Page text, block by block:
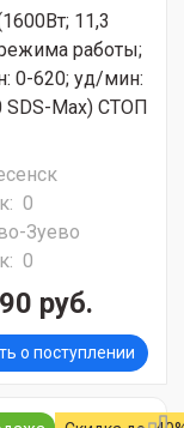
11,3
работы;
0-620; уд/мин:
SDS-Max) СТОП
0
Зуево
0
руб.
о поступлении